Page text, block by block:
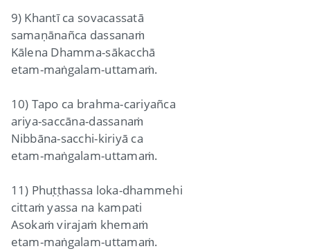
9) Khantī ca sovacassatā
samaṇānañca dassanaṁ
Kālena Dhamma-sākacchā
etam-maṅgalam-uttamaṁ.
10) Tapo ca brahma-cariyañca
ariya-saccāna-dassanaṁ
Nibbāna-sacchi-kiriyā ca
etam-maṅgalam-uttamaṁ.
11) Phuṭṭhassa loka-dhammehi
cittaṁ yassa na kampati
Asokaṁ virajaṁ khemaṁ
etam-maṅgalam-uttamaṁ.